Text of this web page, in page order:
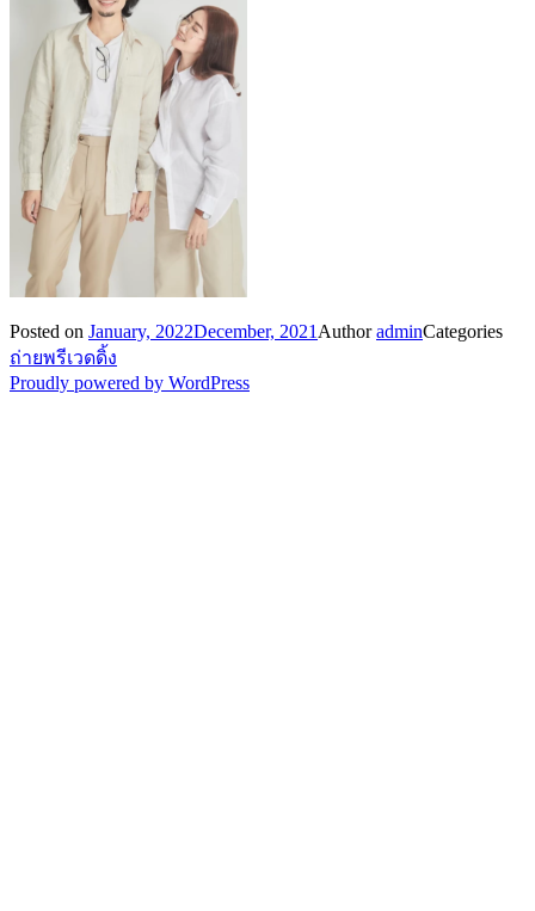
Posted on January, 2022December, 2021 AuthoradminCategories
ถ่ายพรีเวดดิ้ง
Proudly powered by WordPress